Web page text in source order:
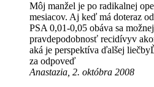
Môj manžel je po radikalnej
mesiacov. Aj keď má doteraz
PSA 0,01-0,05 obáva sa
pravdepodobnosť recidívyv
aká je perspektíva ďalšej
za odpoveď
Anastazia, 2. októbra 2008